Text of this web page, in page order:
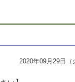
2020年09月29日（